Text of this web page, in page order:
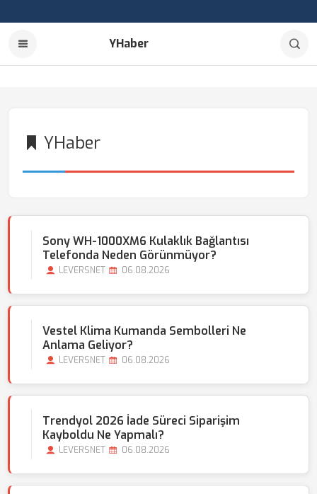
YHaber
YHaber
Sony WH-1000XM6 Kulaklık Bağlantısı
Telefonda Neden Görünmüyor?
LEVERSNET 06.08.2026
Vestel Klima Kumanda Sembolleri Ne
Anlama Geliyor?
LEVERSNET 06.08.2026
Trendyol 2026 İade Süreci Siparişim
Kayboldu Ne Yapmalı?
LEVERSNET 06.08.2026